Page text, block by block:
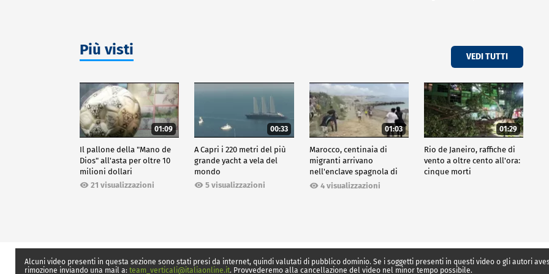
Più visti VEDI TUTTI
01:09
Il pallone della "Mano de
Dios" all'asta per oltre 10
milioni dollari
21 visualizzazioni
00:33
A Capri i 220 metri del più
grande yacht a vela del
mondo
5 visualizzazioni
01:03
Marocco, centinaia di
migranti arrivano
nell'enclave spagnola di
Ceuta4 visualizzazioni
01:29
Rio de Janeiro, raffiche di
vento a oltre cento all'ora:
cinque morti
Alcuni video presenti in questa sezione sono stati presi da internet, quindi valutati di pubblico dominio. Se i soggetti presenti in questi video o gli autori
rimozione inviando una mail a: team_verticali@italiaonline.it. Provvederemo alla cancellazione del video nel minor tempo possibile.